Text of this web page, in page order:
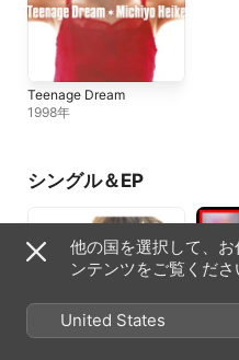
Teenage Dream
1998年
シングル＆EP
他の国を選択して、
ンテンツをご覧くださ
United States